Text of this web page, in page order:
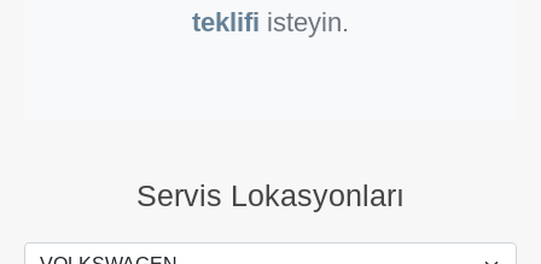
teklifi isteyin.
Servis Lokasyonları